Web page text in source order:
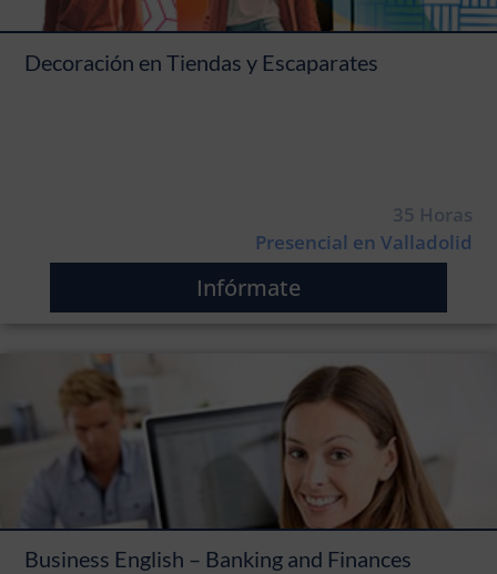
Decoración en Tiendas y Escaparates
35 Horas
Presencial en Valladolid
Infórmate
Business English – Banking and Finances